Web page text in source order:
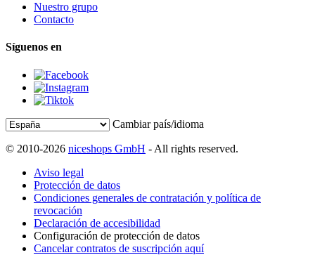
Nuestro grupo
Contacto
Síguenos en
Cambiar país/idioma
© 2010-2026 niceshops GmbH - All rights reserved.
Aviso legal
Protección de datos
Condiciones generales de contratación y política de
revocación
Declaración de accesibilidad
Configuración de protección de datos
Cancelar contratos de suscripción aquí